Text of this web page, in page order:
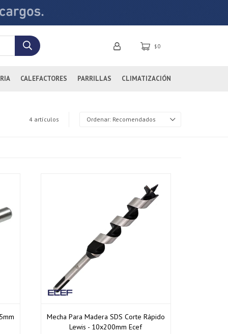
CALEFACTORES PARRILLAS CLIMATIZACIÓN
$0
4 artículos Recomendados
Mecha Para Madera SDS Corte Rápido
Lewis - 10x200mm Ecef